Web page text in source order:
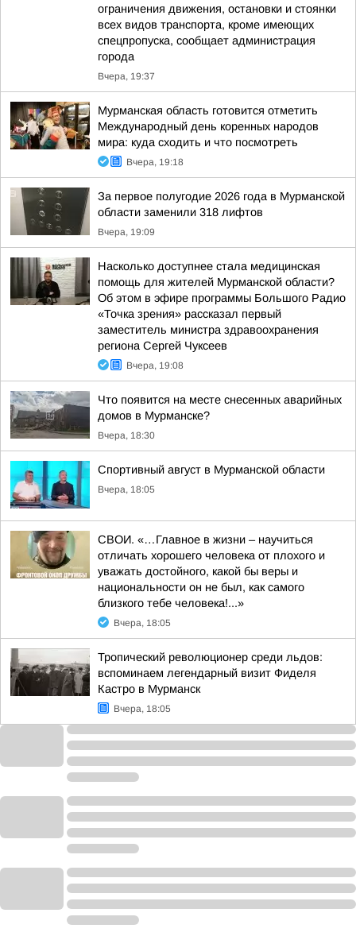
ограничения движения, остановки и стоянки
всех видов транспорта, кроме имеющих
спецпропуска, сообщает администрация
города
Вчера, 19:37
Мурманская область готовится отметить
Международный день коренных народов
мира: куда сходить и что посмотреть
Вчера, 19:18
За первое полугодие 2026 года в Мурманской
области заменили 318 лифтов
Вчера, 19:09
Насколько доступнее стала медицинская
помощь для жителей Мурманской области?
Об этом в эфире программы Большого Радио
«Точка зрения» рассказал первый
заместитель министра здравоохранения
региона Сергей Чуксеев
Вчера, 19:08
Что появится на месте снесенных аварийных
домов в Мурманске?
Вчера, 18:30
Спортивный август в Мурманской области
Вчера, 18:05
СВОИ. «…Главное в жизни – научиться
отличать хорошего человека от плохого и
уважать достойного, какой бы веры и
национальности он не был, как самого
близкого тебе человека!...»
Вчера, 18:05
Тропический революционер среди льдов:
вспоминаем легендарный визит Фиделя
Кастро в Мурманск
Вчера, 18:05